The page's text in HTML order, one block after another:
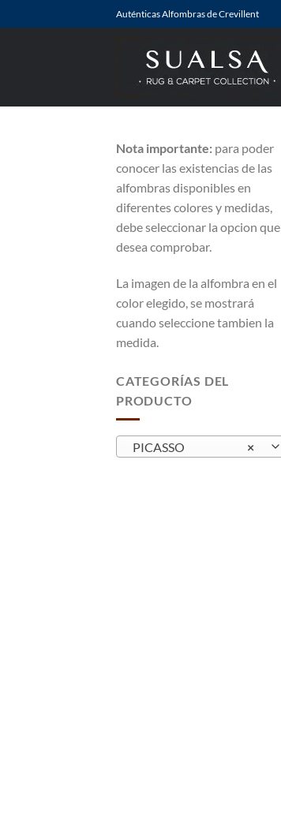
al
Auténticas Alfombras de Crevillent
Nota importante: para poder
conocer las existencias de las
alfombras disponibles en
diferentes colores y medidas,
debe seleccionar la opcion que
desea comprobar.
La imagen de la alfombra en el
color elegido, se mostrará
cuando seleccione tambien la
medida.
CATEGORÍAS DEL
PRODUCTO
×
PICASSO